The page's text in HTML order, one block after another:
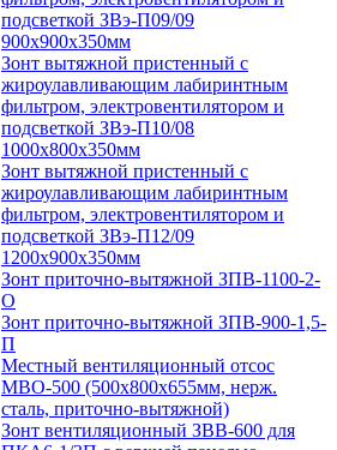
подсветкой ЗВэ-П09/09
900х900х350мм
Зонт вытяжной пристенный с
жироулавливающим лабиринтным
фильтром, электровентилятором и
подсветкой ЗВэ-П10/08
1000х800х350мм
Зонт вытяжной пристенный с
жироулавливающим лабиринтным
фильтром, электровентилятором и
подсветкой ЗВэ-П12/09
1200х900х350мм
Зонт приточно-вытяжной ЗПВ-1100-2-
О
Зонт приточно-вытяжной ЗПВ-900-1,5-
П
Местный вентиляционный отсос
МВО-500 (500х800х655мм, нерж.
сталь, приточно-вытяжной)
Зонт вентиляционный ЗВВ-600 для